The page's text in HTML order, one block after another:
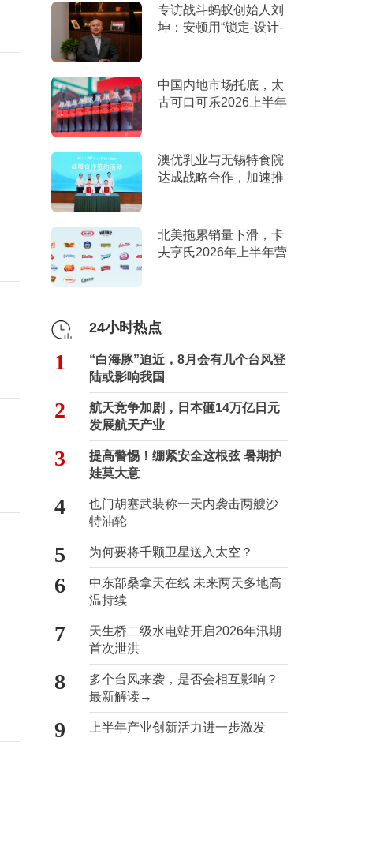
专访战斗蚂蚁创始人刘
坤：安顿用“锁定-设计-
中国内地市场托底，太
古可口可乐2026上半年
澳优乳业与无锡特食院
达成战略合作，加速推
北美拖累销量下滑，卡
夫亨氏2026年上半年营
24小时热点
1
“白海豚”迫近，8月会有几个台风登
陆或影响我国
2
航天竞争加剧，日本砸14万亿日元
发展航天产业
3
提高警惕！绷紧安全这根弦 暑期护
娃莫大意
4
也门胡塞武装称一天内袭击两艘沙
特油轮
5 为何要将千颗卫星送入太空？
6
中东部桑拿天在线 未来两天多地高
温持续
7
天生桥二级水电站开启2026年汛期
首次泄洪
8
多个台风来袭，是否会相互影响？
最新解读→
9 上半年产业创新活力进一步激发